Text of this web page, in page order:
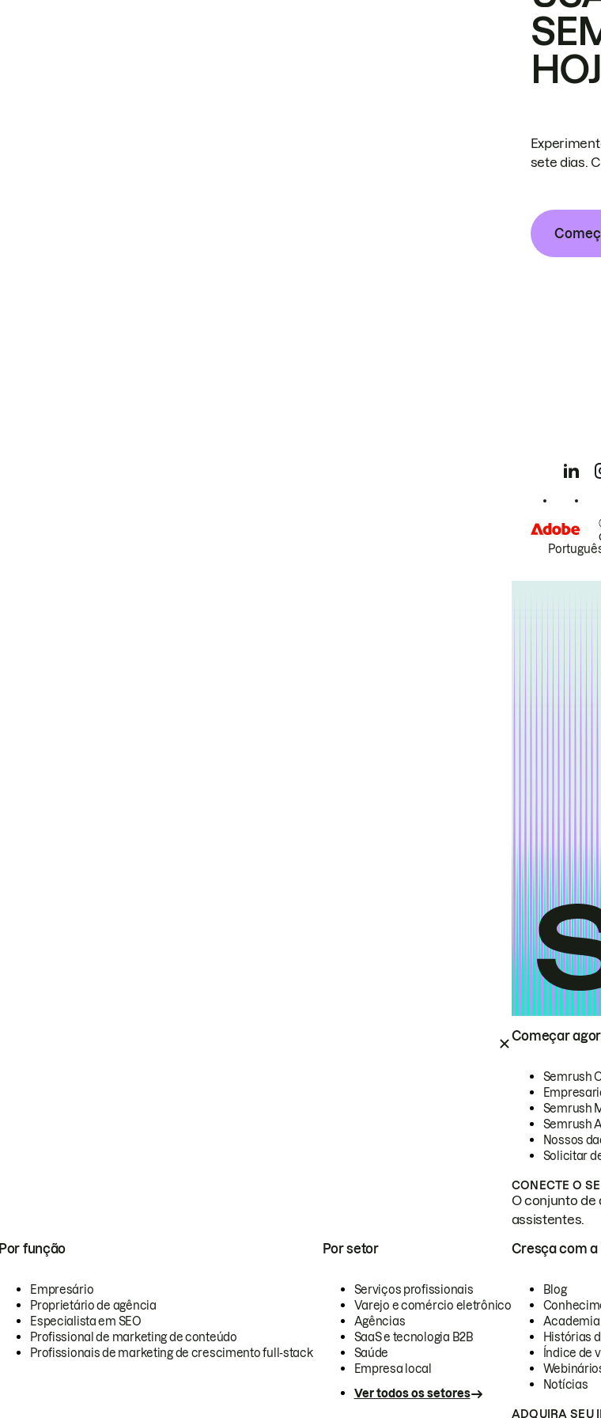
Começar
Semrush
Semrush
Semrush
Nossos
Solicitar
CONECTE O
O conjunto de
assistentes.
Por função
Empresário
Proprietário de agência
Especialista em SEO
Profissional de marketing de conteúdo
Profissionais de marketing de crescimento full-stack
Por setor
Serviços profissionais
Varejo e comércio eletrônico
Agências
SaaS e tecnologia B2B
Saúde
Empresa local
Ver todos os setores
Cresça com a
Blog
Academia
Histórias
Índice de
Notícias
ADQUIRA SEU
sete dias.